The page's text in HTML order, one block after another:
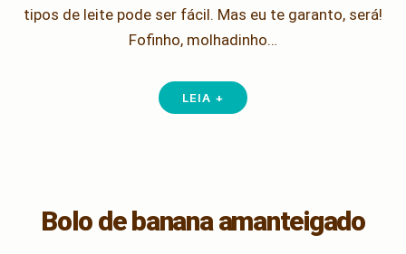
tipos de leite pode ser fácil. Mas eu te garanto, será!
Fofinho, molhadinho…
LEIA +
Bolo de banana amanteigado